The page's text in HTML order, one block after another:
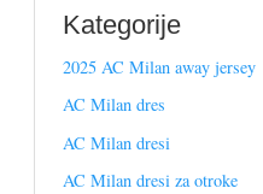
Kategorije
2025 AC Milan away jersey
AC Milan dres
AC Milan dresi
AC Milan dresi za otroke